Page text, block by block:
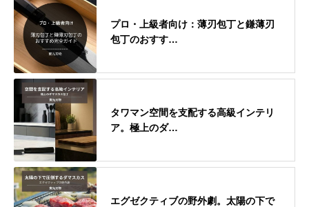
プロ・上級者向け：薄刃包丁と鎌薄刃
包丁のおすす…
タワマン空間を支配する高級インテリ
ア。極上のダ…
エグゼクティブの野外劇。太陽の下で